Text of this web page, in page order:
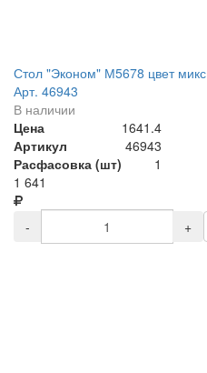
Стол "Эконом" М5678 цвет микс
Арт. 46943
В наличии
Цена
1641.4
Артикул
46943
Расфасовка (шт)
1
1 641
- +